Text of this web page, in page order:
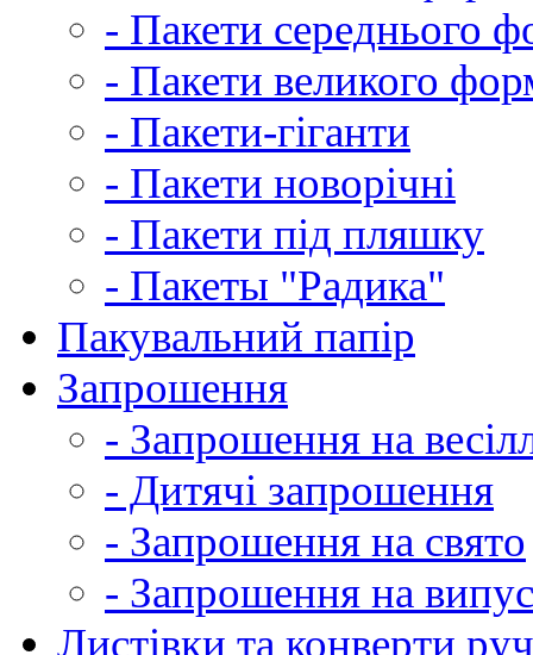
- Пакети середнього
- Пакети великого
- Пакети-гіганти
- Пакети новорічні
- Пакети під пляшку
- Пакеты "Радика"
Пакувальний папір
Запрошення
- Запрошення на
- Дитячі запрошення
- Запрошення на свято
- Запрошення на
Листівки та конверти